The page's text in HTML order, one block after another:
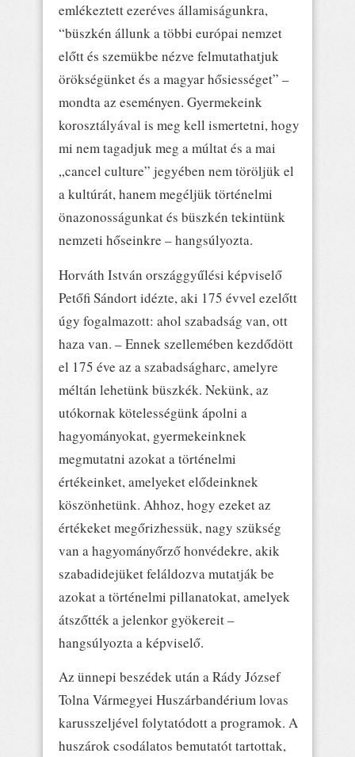
emlékeztett ezeréves államiságunkra,
“büszkén állunk a többi európai nemzet
előtt és szemükbe nézve felmutathatjuk
örökségünket és a magyar hősiességet” –
mondta az eseményen. Gyermekeink
korosztályával is meg kell ismertetni, hogy
mi nem tagadjuk meg a múltat és a mai
„cancel culture” jegyében nem töröljük el
a kultúrát, hanem megéljük történelmi
önazonosságunkat és büszkén tekintünk
nemzeti hőseinkre – hangsúlyozta.
Horváth István országgyűlési képviselő
Petőfi Sándort idézte, aki 175 évvel ezelőtt
úgy fogalmazott: ahol szabadság van, ott
haza van. – Ennek szellemében kezdődött
el 175 éve az a szabadságharc, amelyre
méltán lehetünk büszkék. Nekünk, az
utókornak kötelességünk ápolni a
hagyományokat, gyermekeinknek
megmutatni azokat a történelmi
értékeinket, amelyeket elődeinknek
köszönhetünk. Ahhoz, hogy ezeket az
értékeket megőrizhessük, nagy szükség
van a hagyományőrző honvédekre, akik
szabadidejüket feláldozva mutatják be
azokat a történelmi pillanatokat, amelyek
átszőtték a jelenkor gyökereit –
hangsúlyozta a képviselő.
Az ünnepi beszédek után a Rády József
Tolna Vármegyei Huszárbandérium lovas
karusszeljével folytatódott a programok. A
huszárok csodálatos bemutatót tartottak,